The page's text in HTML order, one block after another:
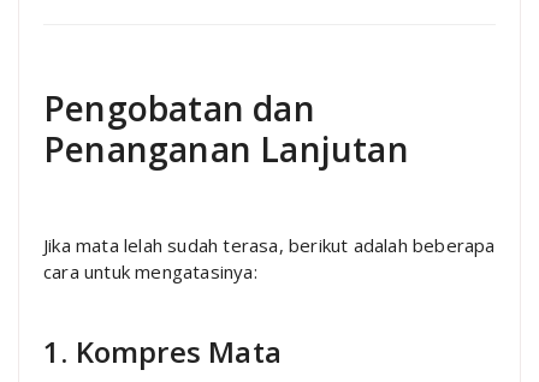
Pengobatan dan
Penanganan Lanjutan
Jika mata lelah sudah terasa, berikut adalah beberapa
cara untuk mengatasinya:
1. Kompres Mata